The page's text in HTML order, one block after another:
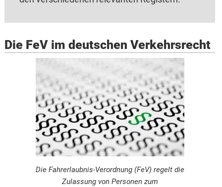
Die FeV im deutschen Verkehrsrecht
Die Fahrerlaubnis-Verordnung (FeV) regelt die
Zulassung von Personen zum